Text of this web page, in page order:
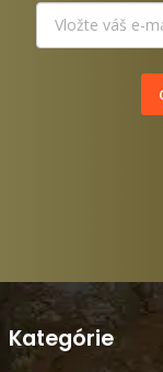
Kategórie